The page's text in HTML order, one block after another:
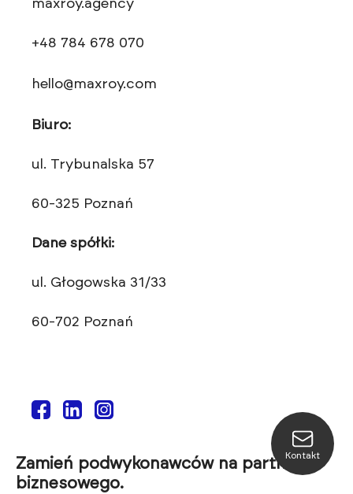
maxroy.agency
+48 784 678 070
hello@maxroy.com
Biuro:
ul. Trybunalska 57
60-325 Poznań
Dane spółki:
ul. Głogowska 31/33
60-702 Poznań
Zamień podwykonawców na partnera
biznesowego.
Kontakt